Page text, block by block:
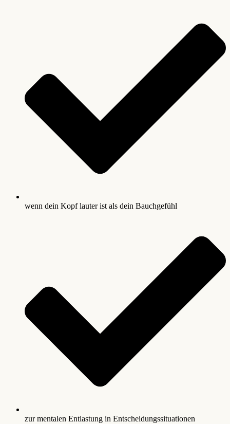
wenn dein Kopf lauter ist als dein Bauchgefühl
zur mentalen Entlastung in Entscheidungssituationen